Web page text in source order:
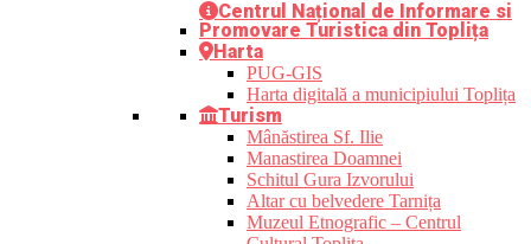
Centrul Național de Informare si
Promovare Turistica din Toplița
Harta
PUG-GIS
Harta digitală a municipiului Toplița
Turism
Mânăstirea Sf. Ilie
Manastirea Doamnei
Schitul Gura Izvorului
Altar cu belvedere Tarnița
Muzeul Etnografic – Centrul